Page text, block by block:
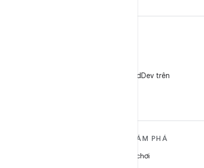
Theo dõi @AndroidDev trên
KHÁM PHÁ
Trò chơi